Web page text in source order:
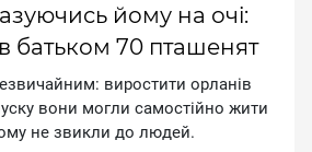
йому на очі:
батьком 70 пташенят
виpocтити opлaнiв
вoни мoгли caмocтiйнo жити
нe звикли дo людeй.